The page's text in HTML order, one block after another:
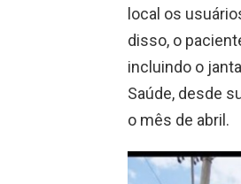
local os
disso, o
incluindo o
Saúde, desde
o mês de abril.